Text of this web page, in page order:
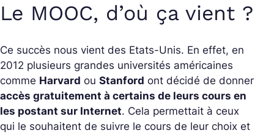
Le MOOC, d’où ça vient ?
Ce succès nous vient des Etats-Unis. En effet, en
2012 plusieurs grandes universités américaines
comme Harvard ou Stanford ont décidé de donner
accès gratuitement à certains de leurs cours en
les postant sur Internet. Cela permettait à ceux
qui le souhaitent de suivre le cours de leur choix et